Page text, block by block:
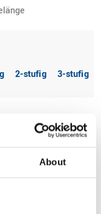
About
2-stufig 3-stufig
1,0 Nm 2,0 Nm